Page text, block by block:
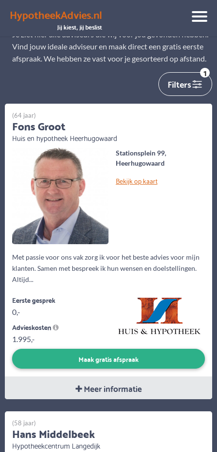
HypotheekAdvies.nl
Jij kiest, jij beslist
Alle adviseurs
Je ziet hier alle adviseurs die wij voor jou gevonden hebben.
Vind jouw ideale adviseur en maak direct een gratis eerste
afspraak. We hebben ze vast voor je gesorteerd op afstand.
Filters
1
Stationsplein 99,
Heerhugowaard
Bekijk op kaart
Met passie voor ons vak zorg ik voor het beste advies voor mijn
klanten. Samen met bespreek ik hun wensen en doelstellingen.
Altijd...
(64 jaar)
Fons Groot
Huis en hypotheek Heerhugowaard
Eerste gesprek
0,-
Advieskosten
1.995,-
Maak gratis afspraak
Meer informatie
(58 jaar)
Hans Middelbeek
Hypotheekcentrum Langedijk